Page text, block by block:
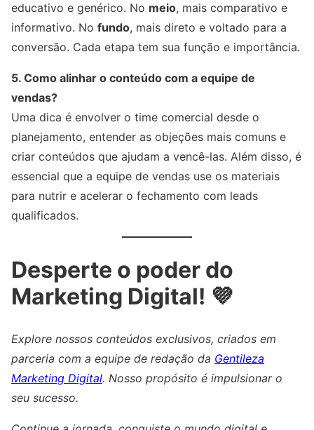
educativo e genérico. No meio, mais comparativo e
informativo. No fundo, mais direto e voltado para a
conversão. Cada etapa tem sua função e importância.
5. Como alinhar o conteúdo com a equipe de
vendas?
Uma dica é envolver o time comercial desde o
planejamento, entender as objeções mais comuns e
criar conteúdos que ajudam a vencê-las. Além disso, é
essencial que a equipe de vendas use os materiais
para nutrir e acelerar o fechamento com leads
qualificados.
Desperte o poder do
Marketing Digital! 💜
Explore nossos conteúdos exclusivos, criados em
parceria com a equipe de redação da Gentileza
Marketing Digital. Nosso propósito é impulsionar o
seu sucesso.